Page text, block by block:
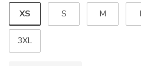
XS S M
3XL